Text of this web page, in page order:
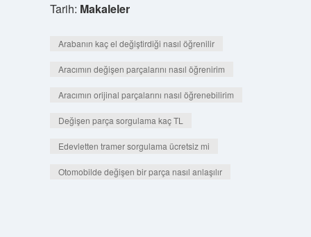
Tarih: Makaleler
Arabanın kaç el değiştirdiği nasıl öğrenilir
Aracımın değişen parçalarını nasıl öğrenirim
Aracımın orijinal parçalarını nasıl öğrenebilirim
Değişen parça sorgulama kaç TL
Edevletten tramer sorgulama ücretsiz mi
Otomobilde değişen bir parça nasıl anlaşılır